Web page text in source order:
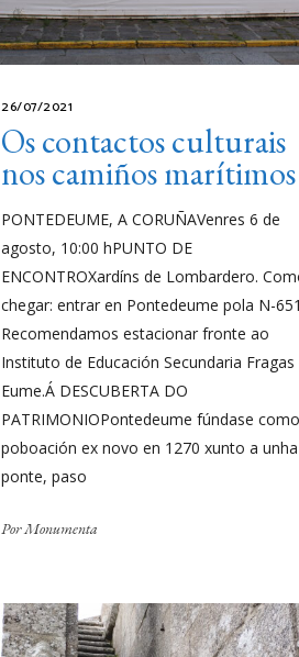
26/07/2021
Os contactos culturais
nos camiños marítimos
PONTEDEUME, A CORUÑAVenres 6 de
agosto, 10:00 hPUNTO DE
ENCONTROXardíns de Lombardero.
chegar: entrar en Pontedeume pola N-
Recomendamos estacionar fronte ao
Instituto de Educación Secundaria Fragas
Eume.Á DESCUBERTA DO
PATRIMONIOPontedeume fúndase como
poboación ex novo en 1270 xunto a unha
ponte, paso
Por Monumenta